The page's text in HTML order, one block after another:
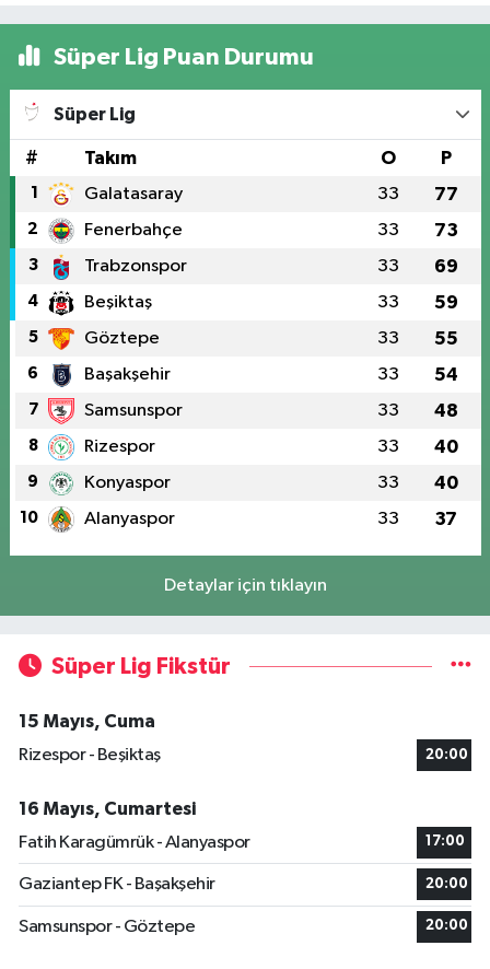
Süper Lig Puan Durumu
Süper Lig
# Takım O P
1 Galatasaray 33 77
2 Fenerbahçe 33 73
3 Trabzonspor 33 69
4 Beşiktaş 33 59
5 Göztepe 33 55
6 Başakşehir 33 54
7 Samsunspor 33 48
8 Rizespor 33 40
9 Konyaspor 33 40
10 Alanyaspor 33 37
Detaylar için tıklayın
Süper Lig Fikstür
15 Mayıs, Cuma
Rizespor - Beşiktaş
20:00
16 Mayıs, Cumartesi
Fatih Karagümrük - Alanyaspor
17:00
Gaziantep FK - Başakşehir 20:00
Samsunspor - Göztepe 20:00